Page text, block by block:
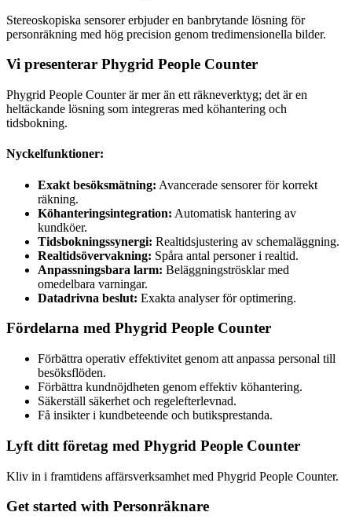
Stereoskopiska sensorer erbjuder en banbrytande lösning för
personräkning med hög precision genom tredimensionella bilder.
Vi presenterar Phygrid People Counter
Phygrid People Counter är mer än ett räkneverktyg; det är en
heltäckande lösning som integreras med köhantering och
tidsbokning.
Nyckelfunktioner:
Exakt besöksmätning: Avancerade sensorer för korrekt
räkning.
Köhanteringsintegration: Automatisk hantering av
kundköer.
Tidsbokningssynergi: Realtidsjustering av schemaläggning.
Realtidsövervakning: Spåra antal personer i realtid.
Anpassningsbara larm: Beläggningströsklar med
omedelbara varningar.
Datadrivna beslut: Exakta analyser för optimering.
Fördelarna med Phygrid People Counter
Förbättra operativ effektivitet genom att anpassa personal till
besöksflöden.
Förbättra kundnöjdheten genom effektiv köhantering.
Säkerställ säkerhet och regelefterlevnad.
Få insikter i kundbeteende och butiksprestanda.
Lyft ditt företag med Phygrid People Counter
Kliv in i framtidens affärsverksamhet med Phygrid People Counter.
Get started with Personräknare